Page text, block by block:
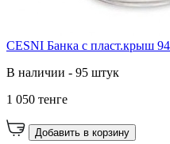
CESNI Банка с пласт.крыш
В наличии - 95 штук
1 050 тенге
Добавить в корзину